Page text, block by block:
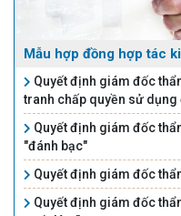
Mẫu hợp đồng hợp tác
Quyết định giám đốc
tranh chấp quyền sử dụng
Quyết định giám đốc
"đánh bạc"
Quyết định giám đốc
Quyết định giám đốc